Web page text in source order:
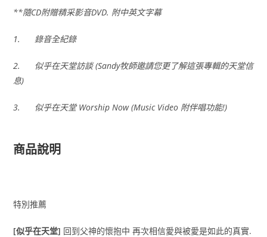
**隨CD附贈精采影音DVD. 附中英文字幕
1. 錄音全紀錄
2. 似乎在天堂訪談 (Sandy牧師邀請您更了解這張專輯的天堂信
息)
3. 似乎在天堂 Worship Now (Music Video 附伴唱功能!)
商品說明
特別推薦
[似乎在天堂] 回到父神的懷抱中 再次相信愛與被愛是如此的真實.